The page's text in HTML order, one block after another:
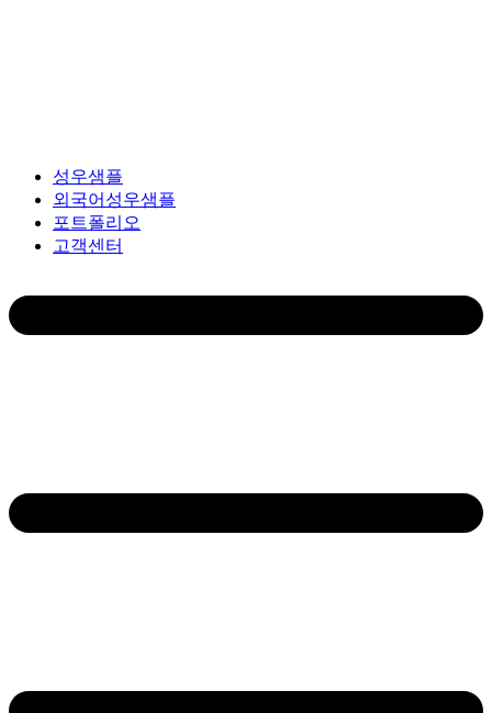
성우샘플
외국어성우샘플
포트폴리오
고객센터